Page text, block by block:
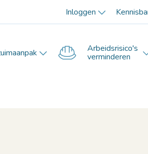
Inloggen
Arbeidsrisico's
verminderen